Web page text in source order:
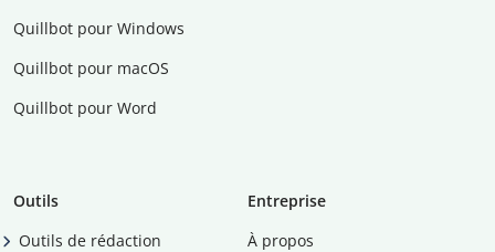
Quillbot pour Windows
Quillbot pour macOS
Quillbot pour Word
Outils
Outils de rédaction
Entreprise
À propos